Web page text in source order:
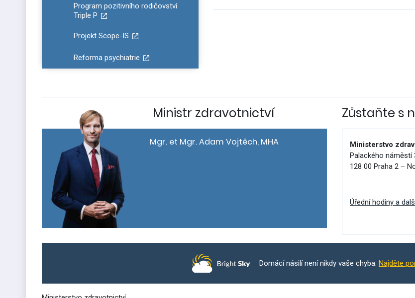
Program pozitivního rodičovství
Triple P
Projekt Scope-IS
Reforma psychiatrie
Ministr zdravotnictví
Mgr. et Mgr. Adam Vojtěch, MHA
Zůstaňte s
Ministerstvo
Palackého náměstí
128 00 Praha 2 –
Úřední hodiny a
Domácí násilí není nikdy vaše chyba.Najděte